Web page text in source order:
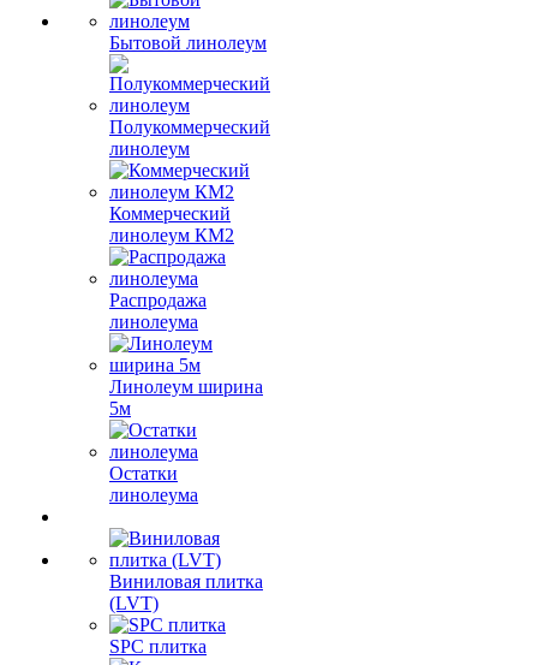
Бытовой линолеум
Полукоммерческий
линолеум
Коммерческий
линолеум КМ2
Распродажа
линолеума
Линолеум ширина
5м
Остатки
линолеума
Виниловая плитка
(LVT)
SPC плитка